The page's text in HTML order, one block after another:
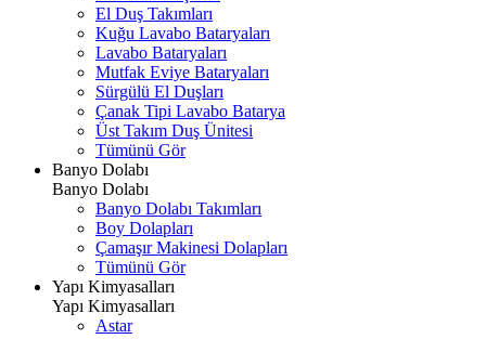
El Duş Takımları
Kuğu Lavabo Bataryaları
Lavabo Bataryaları
Mutfak Eviye Bataryaları
Sürgülü El Duşları
Çanak Tipi Lavabo Batarya
Üst Takım Duş Ünitesi
Tümünü Gör
Banyo Dolabı
Banyo Dolabı
Banyo Dolabı Takımları
Boy Dolapları
Çamaşır Makinesi Dolapları
Tümünü Gör
Yapı Kimyasalları
Yapı Kimyasalları
Astar